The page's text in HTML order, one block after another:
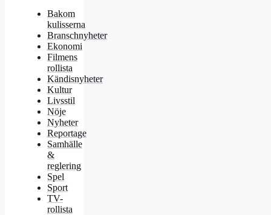
Bakom
kulisserna
Branschnyheter
Ekonomi
Filmens
rollista
Kändisnyheter
Kultur
Livsstil
Nöje
Nyheter
Reportage
Samhälle
&
reglering
Spel
Sport
TV-
rollista